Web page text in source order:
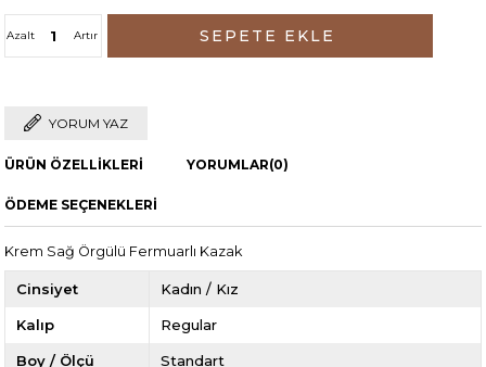
Artır
Azalt
YORUM YAZ
ÜRÜN ÖZELLIKLERI YORUMLAR(0)
ÖDEME SEÇENEKLERI
Krem Sağ Örgülü Fermuarlı Kazak
Cinsiyet Kadın / Kız
Kalıp Regular
Boy / Ölçü Standart